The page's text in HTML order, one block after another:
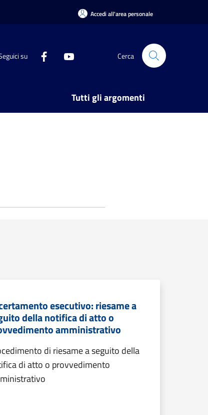
Accedi all'area personale
su Cerca
Tutti gli argomenti
esecutivo: riesame a
della notifica di atto o
amministrativo
di riesame a seguito della
di atto o provvedimento